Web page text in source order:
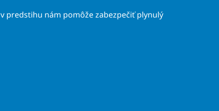
predstihu nám pomôže zabezpečiť plynulý